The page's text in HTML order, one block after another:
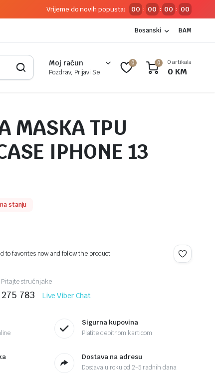
Vrijeme do novih popusta: 00 : 00 : 00 : 00
Bosanski BAM
Moj račun
Pozdrav, Prijavi Se
0 0 0 artikala
0 KM
MASKA TPU
IPHONE 13
stanju
to favorites now and follow the product.
stručnjake
783 Live Viber Chat
Sigurna kupovina
Platite debitnom karticom
Dostava na adresu
Dostava u roku od 2-5 radnih dana